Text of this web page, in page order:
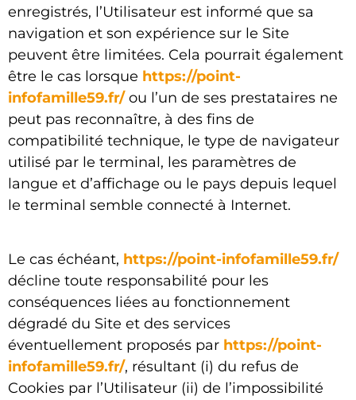
enregistrés, l’Utilisateur est informé que sa
navigation et son expérience sur le Site
peuvent être limitées. Cela pourrait également
être le cas lorsque https://point-
infofamille59.fr/ou l’un de ses prestataires ne
peut pas reconnaître, à des fins de
compatibilité technique, le type de navigateur
utilisé par le terminal, les paramètres de
langue et d’affichage ou le pays depuis lequel
le terminal semble connecté à Internet.
Le cas échéant, https://point-infofamille59.fr/
décline toute responsabilité pour les
conséquences liées au fonctionnement
dégradé du Site et des services
éventuellement proposés par https://point-
infofamille59.fr/, résultant (i) du refus de
Cookies par l’Utilisateur (ii) de l’impossibilité